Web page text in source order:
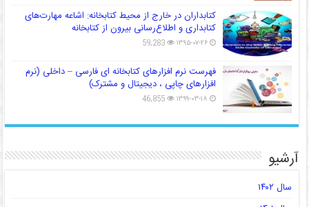
کتابداران در خارج از محیط کتابخانه: اشاعه مهارت‌های
کتابداری و اطلاع‌رسانی بیرون از کتابخانه
۱۳۹۵-۰۷-۲۶ 59,283
فهرست نرم افزارهای کتابخانه ای فارسی – داخلی (نرم
افزارهای چاپی ، دیجیتال و مشترک)
۱۳۹۹-۰۳-۱۸ 46,855
آرشیو
سال ۱۴۰۲